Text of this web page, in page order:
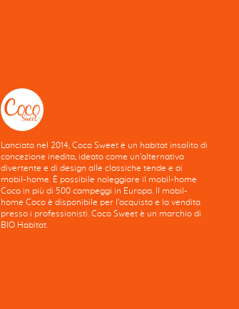
Lanciato nel 2014, Coco Sweet è un habitat insolito di
concezione inedita, ideato come un'alternativa
divertente e di design alle classiche tende e ai
mobil-home. È possibile noleggiare il mobil-home
Coco in più di 500 campeggi in Europa. Il mobil-
home Coco è disponibile per l'acquisto e la vendita
presso i professionisti. Coco Sweet è un marchio di
BIO Habitat.